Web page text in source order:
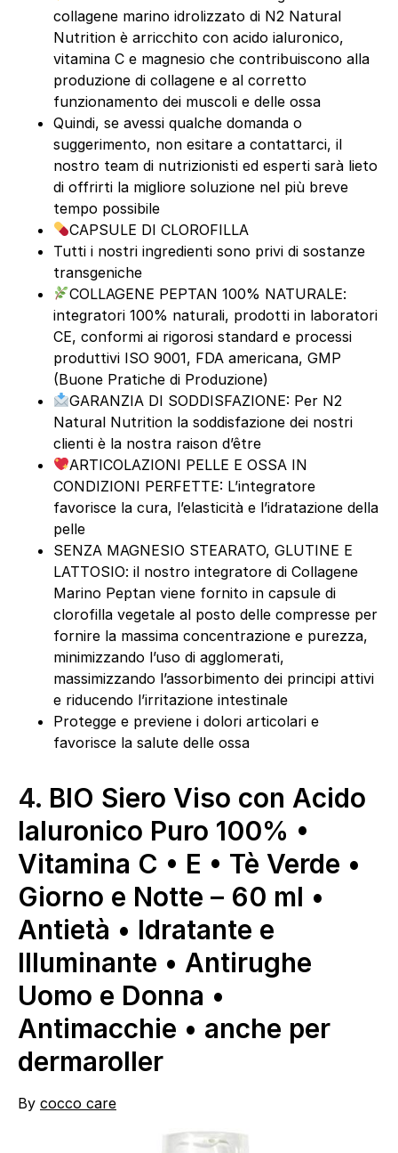
collagene marino idrolizzato di N2 Natural
Nutrition è arricchito con acido ialuronico,
vitamina C e magnesio che contribuiscono alla
produzione di collagene e al corretto
funzionamento dei muscoli e delle ossa
Quindi, se avessi qualche domanda o
suggerimento, non esitare a contattarci, il
nostro team di nutrizionisti ed esperti sarà lieto
di offrirti la migliore soluzione nel più breve
tempo possibile
CAPSULE DI CLOROFILLA
Tutti i nostri ingredienti sono privi di sostanze
transgeniche
COLLAGENE PEPTAN 100% NATURALE:
integratori 100% naturali, prodotti in laboratori
CE, conformi ai rigorosi standard e processi
produttivi ISO 9001, FDA americana, GMP
(Buone Pratiche di Produzione)
GARANZIA DI SODDISFAZIONE: Per N2
Natural Nutrition la soddisfazione dei nostri
clienti è la nostra raison d’être
ARTICOLAZIONI PELLE E OSSA IN
CONDIZIONI PERFETTE: L’integratore
favorisce la cura, l’elasticità e l’idratazione della
pelle
SENZA MAGNESIO STEARATO, GLUTINE E
LATTOSIO: il nostro integratore di Collagene
Marino Peptan viene fornito in capsule di
clorofilla vegetale al posto delle compresse per
fornire la massima concentrazione e purezza,
minimizzando l’uso di agglomerati,
massimizzando l’assorbimento dei principi attivi
e riducendo l’irritazione intestinale
Protegge e previene i dolori articolari e
favorisce la salute delle ossa
4. BIO Siero Viso con Acido
Ialuronico Puro 100% •
Vitamina C • E • Tè Verde •
Giorno e Notte – 60 ml •
Antietà • Idratante e
Illuminante • Antirughe
Uomo e Donna •
Antimacchie • anche per
dermaroller
By cocco care